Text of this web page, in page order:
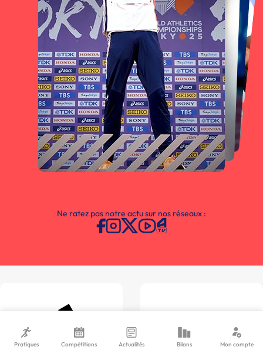
Ne ratez pas notre actu sur nos réseaux :
Pratiques Compétitions Actualités Bilans Mon compte